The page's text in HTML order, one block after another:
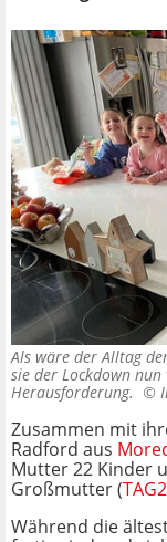
Als wäre der Alltag
sie der Lockdown nun
Herausforderung. ©
Zusammen mit
Radford aus
Mutter 22 Kinder
Großmutter (
Während die